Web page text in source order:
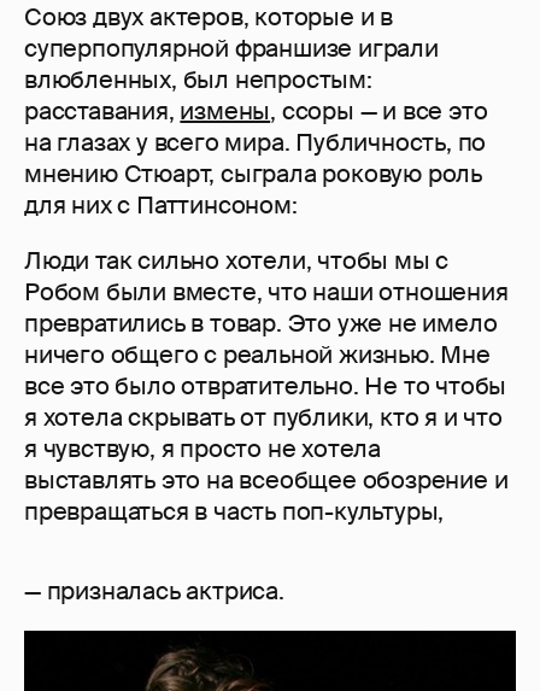
Союз двух актеров, которые и в
суперпопулярной франшизе играли
влюбленных, был непростым:
расставания, измены, ссоры — и все это
на глазах у всего мира. Публичность, по
мнению Стюарт, сыграла роковую роль
для них с Паттинсоном:
Люди так сильно хотели, чтобы мы с
Робом были вместе, что наши отношения
превратились в товар. Это уже не имело
ничего общего с реальной жизнью. Мне
все это было отвратительно. Не то чтобы
я хотела скрывать от публики, кто я и что
я чувствую, я просто не хотела
выставлять это на всеобщее обозрение и
превращаться в часть поп-культуры,
— призналась актриса.